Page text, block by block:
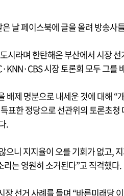
날 페이스북에 글을 올려 방송사
시라며 한탄해온 부산에서 시장
시장 토론회 모두 그를
배제 명분으로 내세운 것에 대해
표한 정당으로 선관위의 토론초
.
으니 지지율이 오를 기회가 없고,
리는 영원히 소거된다”고 직격했다.
장 선거 사례를 들며 “바른미래당